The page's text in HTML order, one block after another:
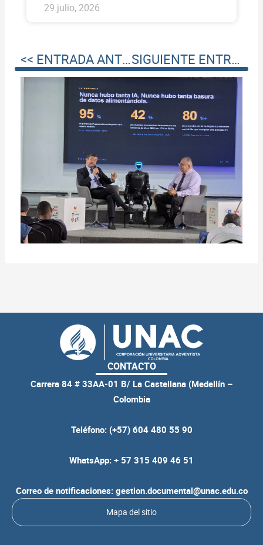
29 julio, 2026
<< ENTRADA ANTERIOR SIGUIENTE ENTRADA >>
CONTACTO
Carrera 84 # 33AA-01 B/ La Castellana (Medellín –
Colombia
Teléfono: (+57) 604 480 55 90
WhatsApp: + 57 315 409 46 51
Correo de notificaciones: gestion.documental@unac.edu.co
Mapa del sitio